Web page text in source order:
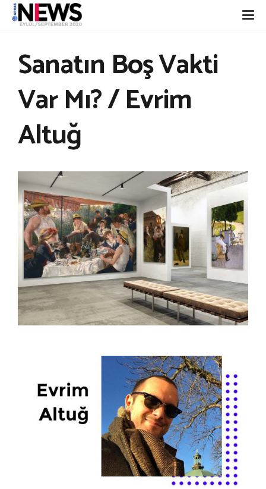
Sanatın Boş Vakti
Var Mı? / Evrim
Altuğ